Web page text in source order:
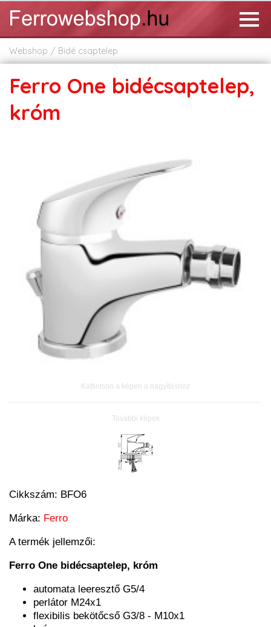
Webshop Bidé csaptelep
Ferro One bidécsaptelep,
króm
Kattintson a képen a nagyításhoz
További képek
Cikkszám: BFO6
Márka: Ferro
A termék jellemzői:
Ferro One bidécsaptelep, króm
automata leeresztő G5/4
perlátor M24x1
flexibilis bekötőcső G3/8 - M10x1